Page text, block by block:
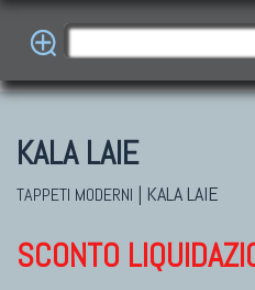
KALA LAIE
TAPPETI MODERNI | KALA LAIE
SCONTO